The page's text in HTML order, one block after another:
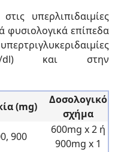
υπερλιπιδαιμίες
φυσιολογικά επίπεδα
dl) και στην
(mg)
Δοσολογικό
σχήμα
900
600mg x 2 ή
900mg x 1